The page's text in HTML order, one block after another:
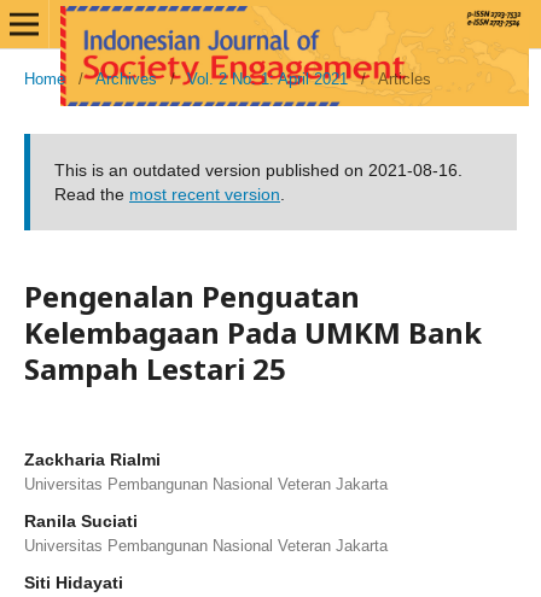
Home / Archives / Vol. 2 No. 1: April 2021 / Articles
This is an outdated version published on 2021-08-16.
Read the most recent version
Pengenalan Penguatan
Kelembagaan Pada UMKM Bank
Sampah Lestari 25
Zackharia Rialmi
Universitas Pembangunan Nasional Veteran Jakarta
Ranila Suciati
Universitas Pembangunan Nasional Veteran Jakarta
Siti Hidayati